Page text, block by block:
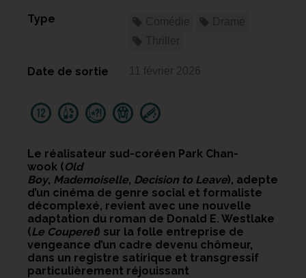
Type
Date de sortie 11 février 2026
Le réalisateur sud-coréen Park Chan-
wook (Old
Boy, Mademoiselle, Decision to Leave), adepte
d’un cinéma de genre social et formaliste
décomplexé, revient avec une nouvelle
adaptation du roman de Donald E. Westlake
(Le Couperet) sur la folle entreprise de
vengeance d’un cadre devenu chômeur,
dans un registre satirique et transgressif
particulièrement réjouissant